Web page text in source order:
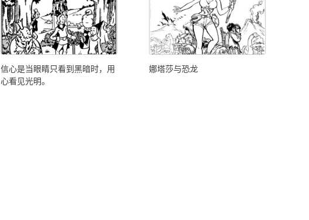
信心是当眼睛只看到黑暗时，用
心看见光明。
娜塔莎与恐龙